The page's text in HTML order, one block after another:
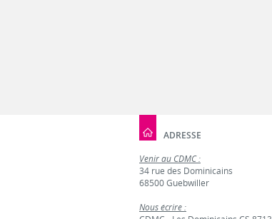
ADRESSE
Venir au CDMC :
34 rue des Dominicains
68500 Guebwiller
Nous écrire :